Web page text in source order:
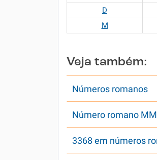
D
M
Veja também:
Números romanos
Número romano
3368 em números